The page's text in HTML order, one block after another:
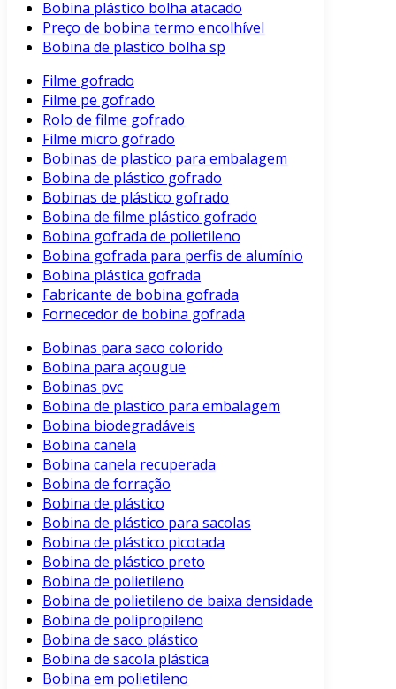
Bobina plástico bolha atacado
Preço de bobina termo encolhível
Bobina de plastico bolha sp
Filme gofrado
Filme pe gofrado
Rolo de filme gofrado
Filme micro gofrado
Bobinas de plastico para embalagem
Bobina de plástico gofrado
Bobinas de plástico gofrado
Bobina de filme plástico gofrado
Bobina gofrada de polietileno
Bobina gofrada para perfis de alumínio
Bobina plástica gofrada
Fabricante de bobina gofrada
Fornecedor de bobina gofrada
Bobinas para saco colorido
Bobina para açougue
Bobinas pvc
Bobina de plastico para embalagem
Bobina biodegradáveis
Bobina canela
Bobina canela recuperada
Bobina de forração
Bobina de plástico
Bobina de plástico para sacolas
Bobina de plástico picotada
Bobina de plástico preto
Bobina de polietileno
Bobina de polietileno de baixa densidade
Bobina de polipropileno
Bobina de saco plástico
Bobina de sacola plástica
Bobina em polietileno